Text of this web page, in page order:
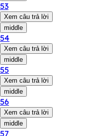
53
Xem câu trả lời
middle
54
Xem câu trả lời
middle
55
Xem câu trả lời
middle
56
Xem câu trả lời
middle
57